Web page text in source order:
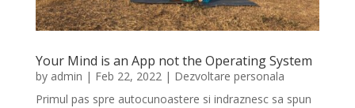
Your Mind is an App not the Operating System
by admin | Feb 22, 2022| Dezvoltare personala
Primul pas spre autocunoastere si indraznesc sa spun